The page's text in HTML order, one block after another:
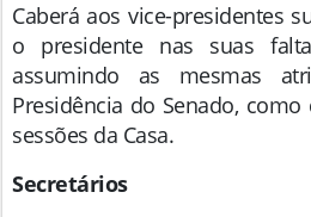
Caberá aos vice-presidentes
o presidente nas suas
assumindo as mesmas
Presidência do Senado,
sessões da Casa.
Secretários